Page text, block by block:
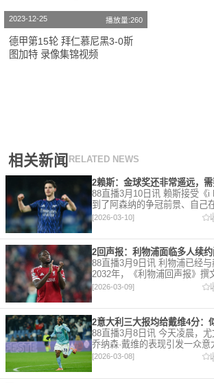
2023-12-25 播放量:260
德甲第15轮 拜仁慕尼黑3-0斯
图加特 录像集锦视频
相关新闻 RELATED NEWS
88直播3月10日讯 赖斯接受《i
到了阿森纳的争冠前景、自己
及对自己被提名金球奖的看法
有一项非常擅长的技能——这背
[2026-03-10]
88直播3月9日讯 利物浦已经
2032年，《利物浦回声报》撰
的合同情况，文章表示，利物
题。 对于利物浦来说，科纳特
期，俱乐
[2026-03-09]
88直播3月8日讯 今天凌晨，尤
乔纳森·戴维的表现引发一众意
比赛，戴维半场就被换下，赛
《罗马体育报》和《都灵体育
出4分
[2026-03-08]